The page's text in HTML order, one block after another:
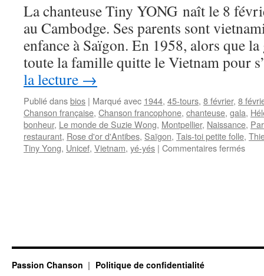
La chanteuse Tiny YONG naît le 8
au Cambodge. Ses parents sont
enfance à Saïgon. En 1958, alors que
toute la famille quitte le Vietnam pour
la lecture →
Publié dansbios | Marqué avec 1944, 45-tours, 8 février, 8
Chanson française, Chanson francophone, chanteuse, gala,
bonheur, Le monde de Suzie Wong, Montpellier, Naissance,
restaurant, Rose d'or d'Antibes, Saïgon, Tais-toi petite folle,
Tiny Yong, Unicef, Vietnam, yé-yés | Commentaires ferméssur
Passion Chanson Politique de confidentialité